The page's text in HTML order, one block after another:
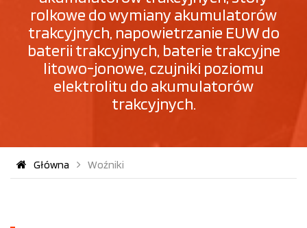
rolkowe do wymiany akumulatorów
trakcyjnych, napowietrzanie EUW do
baterii trakcyjnych, baterie trakcyjne
litowo-jonowe, czujniki poziomu
elektrolitu do akumulatorów
trakcyjnych.
Główna Woźniki